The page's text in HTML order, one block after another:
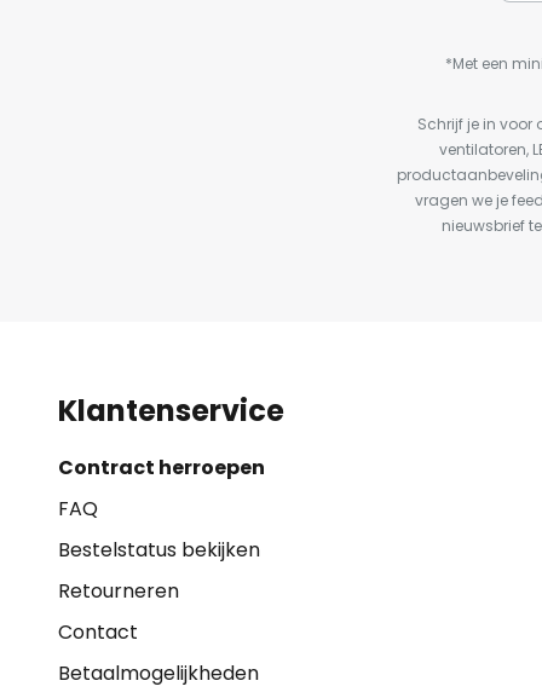
*Met een
Schrijf je in voor
ventilatoren,
vragen we je
nieuwsbrief
Klantenservice
Contract herroepen
FAQ
Bestelstatus bekijken
Retourneren
Contact
Betaalmogelijkheden